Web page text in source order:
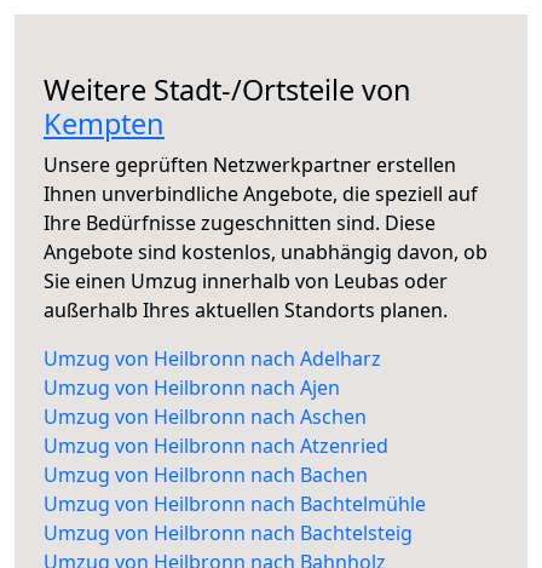
Weitere Stadt-/Ortsteile von
Kempten
Unsere geprüften Netzwerkpartner erstellen
Ihnen unverbindliche Angebote, die speziell auf
Ihre Bedürfnisse zugeschnitten sind. Diese
Angebote sind kostenlos, unabhängig davon, ob
Sie einen Umzug innerhalb von Leubas oder
außerhalb Ihres aktuellen Standorts planen.
Umzug von Heilbronn nach Adelharz
Umzug von Heilbronn nach Ajen
Umzug von Heilbronn nach Aschen
Umzug von Heilbronn nach Atzenried
Umzug von Heilbronn nach Bachen
Umzug von Heilbronn nach Bachtelmühle
Umzug von Heilbronn nach Bachtelsteig
Umzug von Heilbronn nach Bahnholz